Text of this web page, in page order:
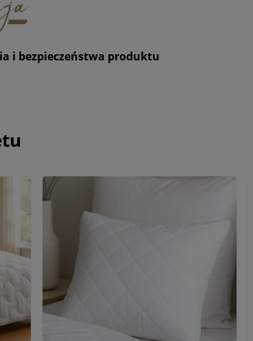
i bezpieczeństwa produktu